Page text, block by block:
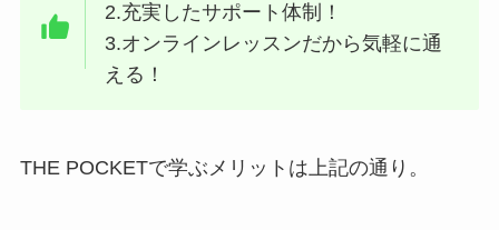
2.充実したサポート体制！
3.オンラインレッスンだから気軽に通
える！
THE POCKETで学ぶメリットは上記の通り。